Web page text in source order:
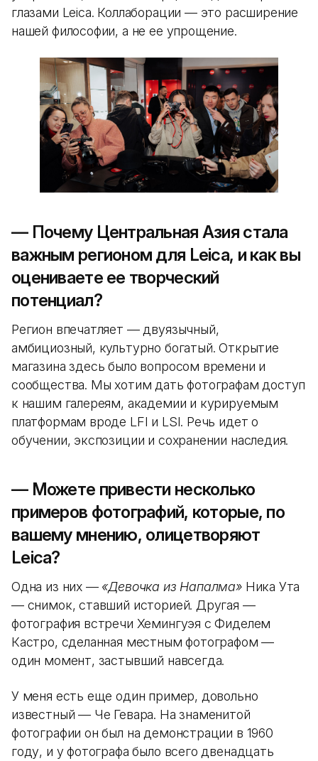
глазами Leica. Коллаборации — это расширение
нашей философии, а не ее упрощение.
— Почему Центральная Азия стала
важным регионом для Leica, и как вы
оцениваете ее творческий
потенциал?
Регион впечатляет — двуязычный,
амбициозный, культурно богатый. Открытие
магазина здесь было вопросом времени и
сообщества. Мы хотим дать фотографам доступ
к нашим галереям, академии и курируемым
платформам вроде LFI и LSI. Речь идет о
обучении, экспозиции и сохранении наследия.
— Можете привести несколько
примеров фотографий, которые, по
вашему мнению, олицетворяют
Leica?
Одна из них — «Девочка из Напалма»Ника Ута
— снимок, ставший историей. Другая —
фотография встречи Хемингуэя с Фиделем
Кастро, сделанная местным фотографом —
один момент, застывший навсегда.
У меня есть еще один пример, довольно
известный — Че Гевара. На знаменитой
фотографии он был на демонстрации в 1960
году, и у фотографа было всего двенадцать